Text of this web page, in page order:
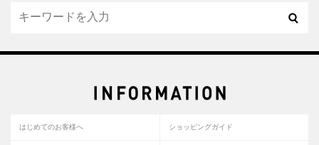
はじめてのお客様へ ショッピングガイド